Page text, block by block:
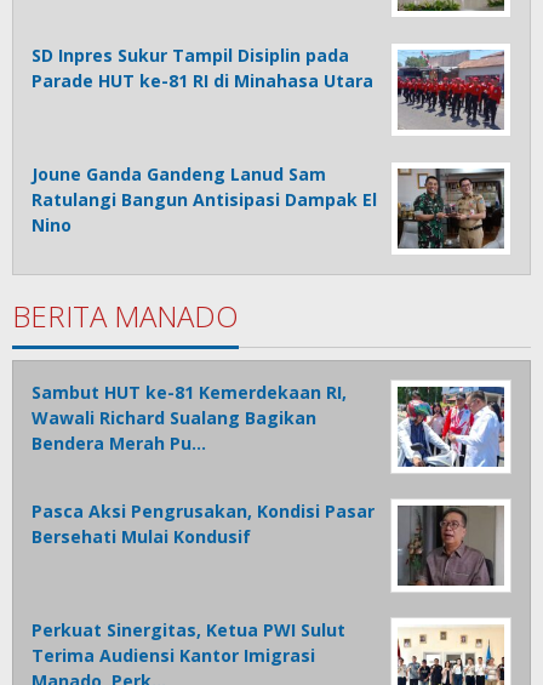
SD Inpres Sukur Tampil Disiplin pada
Parade HUT ke-81 RI di Minahasa Utara
Joune Ganda Gandeng Lanud Sam
Ratulangi Bangun Antisipasi Dampak El
Nino
BERITA MANADO
Sambut HUT ke-81 Kemerdekaan RI,
Wawali Richard Sualang Bagikan
Bendera Merah Pu…
Pasca Aksi Pengrusakan, Kondisi Pasar
Bersehati Mulai Kondusif
Perkuat Sinergitas, Ketua PWI Sulut
Terima Audiensi Kantor Imigrasi
Manado, Perk…